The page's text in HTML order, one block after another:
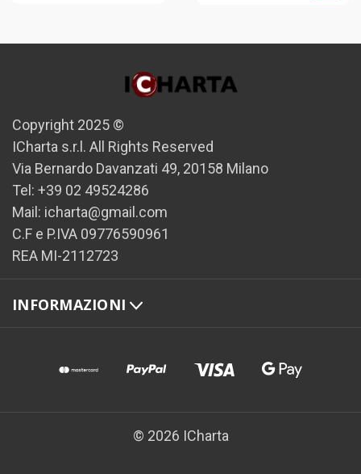
Copyright 2025 ©
ICharta s.r.l. All Rights Reserved
Via Bernardo Davanzati 49, 20158 Milano
Tel: +39 02 49524286
Mail: icharta@gmail.com
C.F e P.IVA 09776590961
REA MI-2112723
INFORMAZIONI
© 2026 ICharta